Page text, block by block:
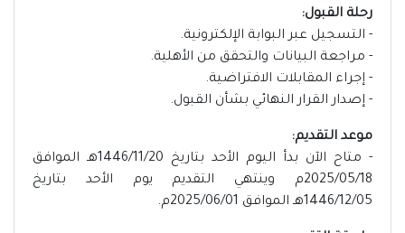
رحلة القبول:
- التسجيل عبر البوابة الإلكترونية.
- مراجعة البيانات والتحقق من الأهلية.
- إجراء المقابلات الافتراضية.
- إصدار القرار النهائي بشأن القبول.
موعد التقديم:
- متاح الآن بدأ اليوم الأحد بتاريخ 1446/11/20هـ الموافق
2025/05/18م وينتهي التقديم يوم الأحد بتاريخ
1446/12/05هـ الموافق 2025/06/01م.